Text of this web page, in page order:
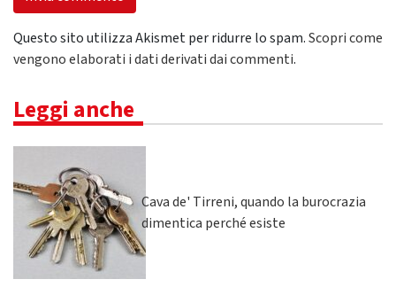
Questo sito utilizza Akismet per ridurre lo spam.Scopri come
vengono elaborati i dati derivati dai commenti.
Leggi anche
Cava de' Tirreni, quando la burocrazia
dimentica perché esiste